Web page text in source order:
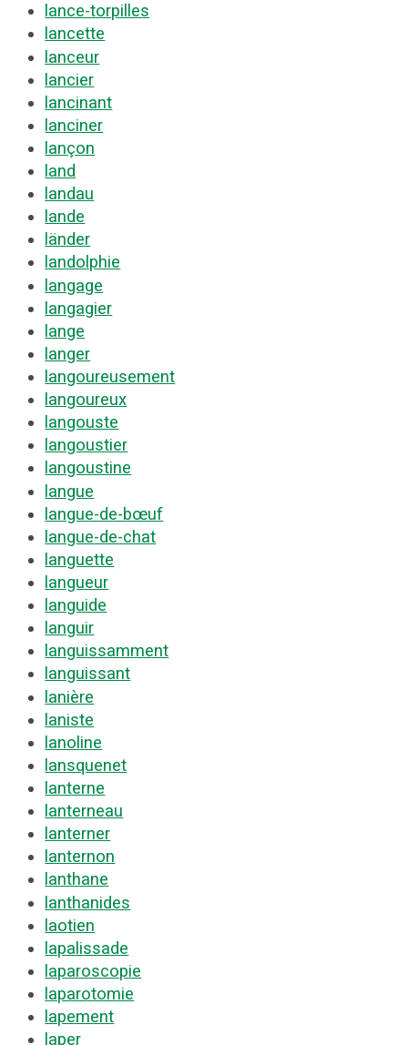
lance-torpilles
lancette
lanceur
lancier
lancinant
lanciner
lançon
land
landau
lande
länder
landolphie
langage
langagier
lange
langer
langoureusement
langoureux
langouste
langoustier
langoustine
langue
langue-de-bœuf
langue-de-chat
languette
langueur
languide
languir
languissamment
languissant
lanière
laniste
lanoline
lansquenet
lanterne
lanterneau
lanterner
lanternon
lanthane
lanthanides
laotien
lapalissade
laparoscopie
laparotomie
lapement
laper